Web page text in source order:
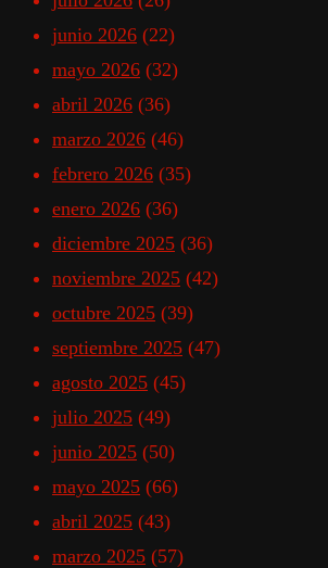
junio 2026 (22)
mayo 2026 (32)
abril 2026 (36)
marzo 2026 (46)
febrero 2026 (35)
enero 2026 (36)
diciembre 2025 (36)
noviembre 2025 (42)
octubre 2025 (39)
septiembre 2025 (47)
agosto 2025 (45)
julio 2025 (49)
junio 2025 (50)
mayo 2025 (66)
abril 2025 (43)
marzo 2025 (57)